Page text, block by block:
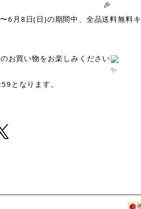
6月8日(日)の期間中、全品送料無料キ
お買い物をお楽しみください
となります。